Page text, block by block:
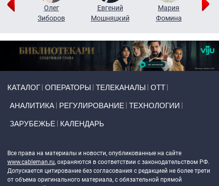
Олег
Зиборов
Евгений
Мошняцкий
Мария
Фомина
КАТАЛОГ ОПЕРАТОРЫ ТЕЛЕКАНАЛЫ ОТТ
АНАЛИТИКА РЕГУЛИРОВАНИЕ ТЕХНОЛОГИИ
ЗАРУБЕЖЬЕ КАЛЕНДАРЬ
Все права на материалы и новости, опубликованные на сайте
www.cableman.ru, охраняются в соответствии с законодательством РФ.
Допускается цитирование без согласования с редакцией не более трети
от объема оригинального материала, с обязательной прямой